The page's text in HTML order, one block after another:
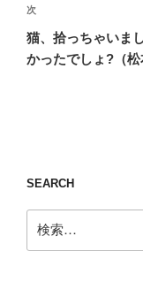
ゲ
ー
シ
次
の
投
次
猫、拾っちゃいま
かったでしょ?（松
SEARCH
索: